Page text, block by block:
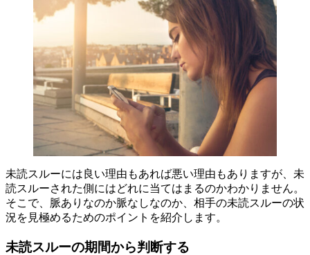
未読スルーには良い理由もあれば悪い理由もありますが、未
読スルーされた側にはどれに当てはまるのかわかりません。
そこで、脈ありなのか脈なしなのか、相手の未読スルーの状
況を見極めるためのポイントを紹介します。
未読スルーの期間から判断する